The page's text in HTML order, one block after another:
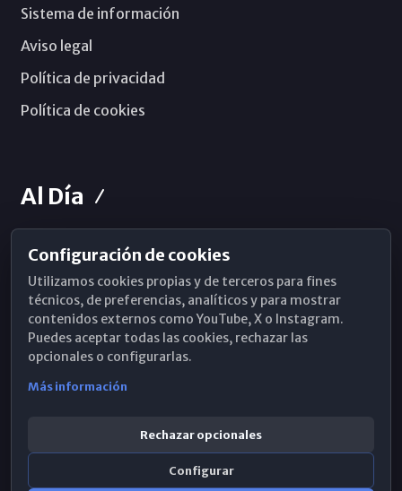
Sistema de información
Aviso legal
Política de privacidad
Política de cookies
Al Día
Horarios de Misa
Hemeroteca
WhatsApp
Configuración de cookies
Utilizamos cookies propias y de terceros para fines
técnicos, de preferencias, analíticos y para mostrar
contenidos externos como YouTube, X o Instagram.
Puedes aceptar todas las cookies, rechazar las
opcionales o configurarlas.
Más información
Rechazar opcionales
Configurar